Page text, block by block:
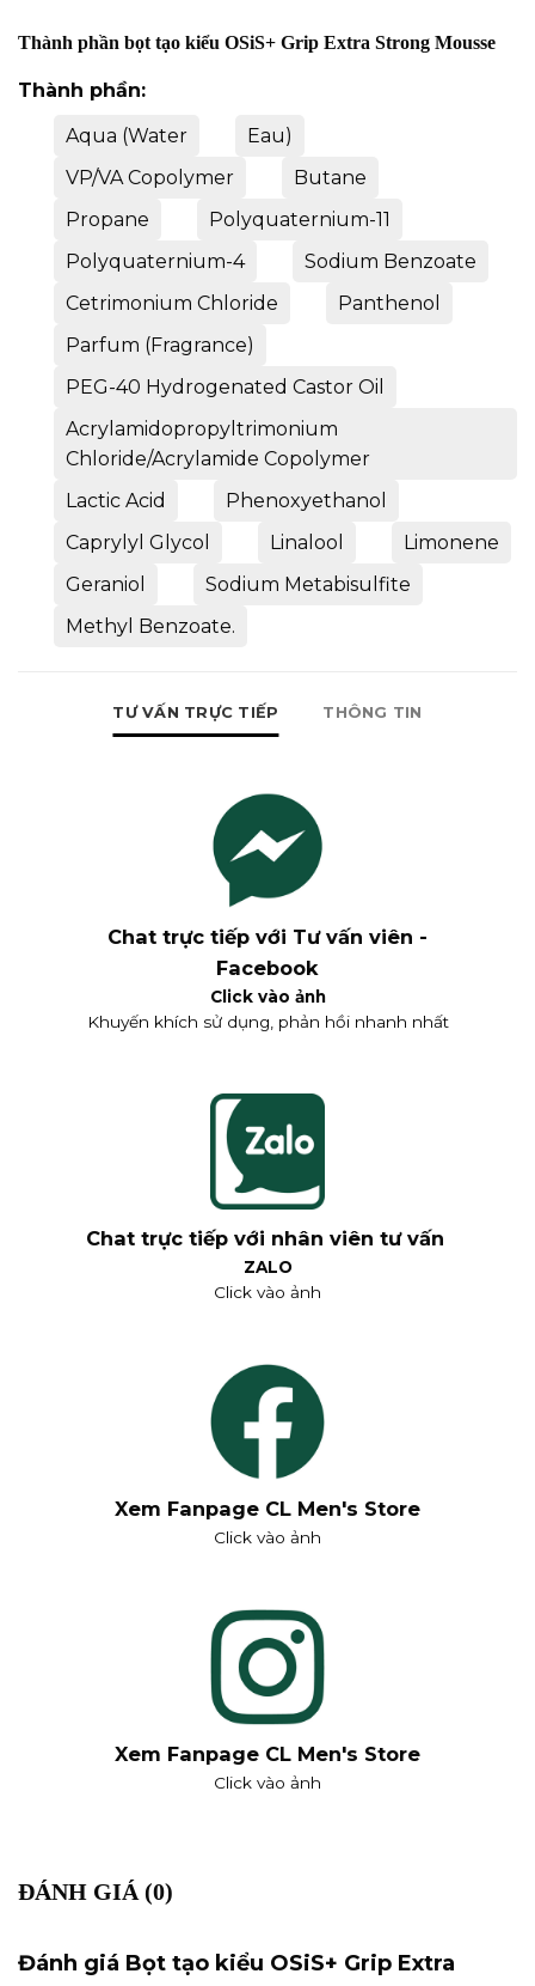
Thành phần bọt tạo kiểu OSiS+ Grip Extra Strong Mousse
Thành phần:
Aqua (Water
Eau)
VP/VA Copolymer
Butane
Propane
Polyquaternium-11
Polyquaternium-4
Sodium Benzoate
Cetrimonium Chloride
Panthenol
Parfum (Fragrance)
PEG-40 Hydrogenated Castor Oil
Acrylamidopropyltrimonium
Chloride/Acrylamide Copolymer
Lactic Acid
Phenoxyethanol
Caprylyl Glycol
Linalool
Limonene
Geraniol
Sodium Metabisulfite
Methyl Benzoate.
TƯ VẤN TRỰC TIẾP THÔNG TIN
Chat trực tiếp với Tư vấn viên -
Facebook
Click vào ảnh
Khuyến khích sử dụng, phản hồi nhanh nhất
Chat trực tiếp với nhân viên tư vấn
ZALO
Click vào ảnh
Xem Fanpage CL Men's Store
Click vào ảnh
Xem Fanpage CL Men's Store
Click vào ảnh
ĐÁNH GIÁ (0)
Đánh giá Bọt tạo kiểu OSiS+ Grip Extra